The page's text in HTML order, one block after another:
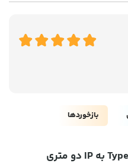
بازخوردها
کابل و لایتنینگ فست شارژ Type-C به IP دو متری